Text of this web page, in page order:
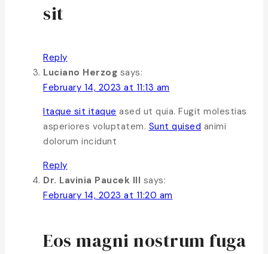
sit
Reply
Luciano Herzog says:
February 14, 2023 at 11:13 am
Itaque sit itaque ased ut quia. Fugit molestias
asperiores voluptatem. Sunt quised animi
dolorum incidunt
Reply
Dr. Lavinia Paucek III says:
February 14, 2023 at 11:20 am
Eos magni nostrum fuga